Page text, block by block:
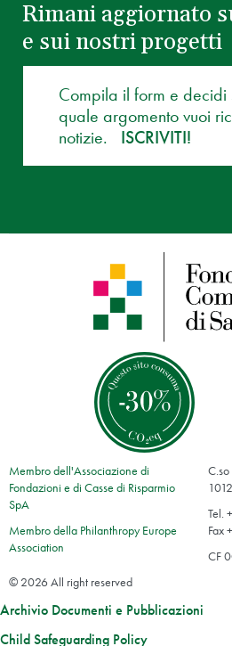
Rimani aggiornato
e sui nostri progetti
Compila il form e decidi
quale argomento vuoi
notizie.
ISCRIVITI!
Membro dell'Associazione di
Fondazioni e di Casse di Risparmio
SpA
Membro della Philanthropy Europe
Association
Tel.
Fax
CF
© 2026 All right reserved
Archivio Documenti e Pubblicazioni
Child Safeguarding Policy